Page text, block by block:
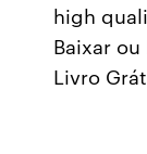
high
Baixar
Livro